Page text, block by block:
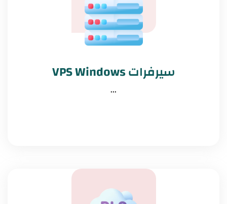
سيرفرات VPS Windows